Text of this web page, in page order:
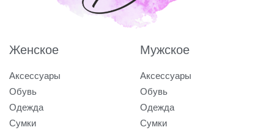
Женское
Аксессуары
Обувь
Одежда
Сумки
Мужское
Аксессуары
Обувь
Одежда
Сумки